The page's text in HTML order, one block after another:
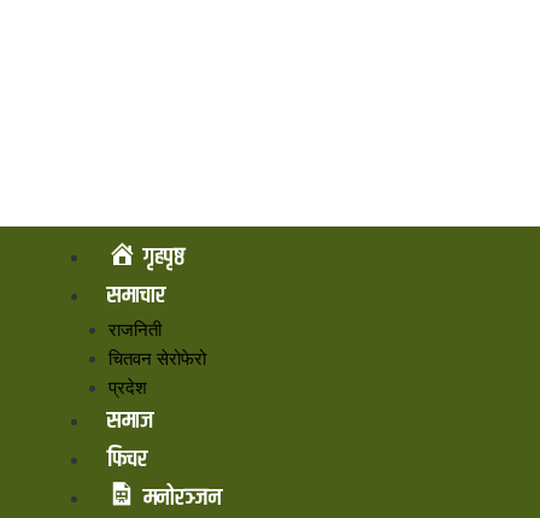
गृहपृष्ठ
समाचार
राजनिती
चितवन सेरोफेरो
प्रदेश
समाज
फिचर
मनोरञ्जन